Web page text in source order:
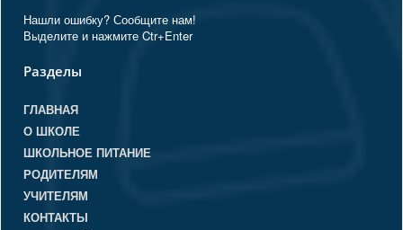
Нашли ошибку? Сообщите нам!
Выделите и нажмите Ctr+Enter
Разделы
ГЛАВНАЯ
О ШКОЛЕ
ШКОЛЬНОЕ ПИТАНИЕ
РОДИТЕЛЯМ
УЧИТЕЛЯМ
КОНТАКТЫ